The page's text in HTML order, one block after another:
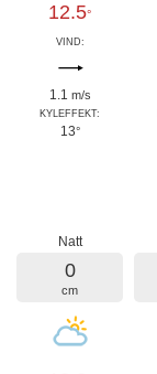
12.5°
VIND:
1.1 m/s
KYLEFFEKT:
13°
Natt
0
cm